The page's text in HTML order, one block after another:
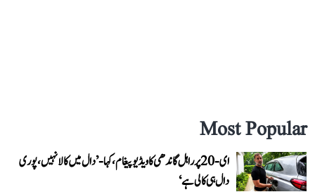
Most Popular
ای-20 پر راہل گاندھی کا ویڈیو پیغام، کہا- ’دال میں کالا نہیں، پوری
دال ہی کالی ہے‘